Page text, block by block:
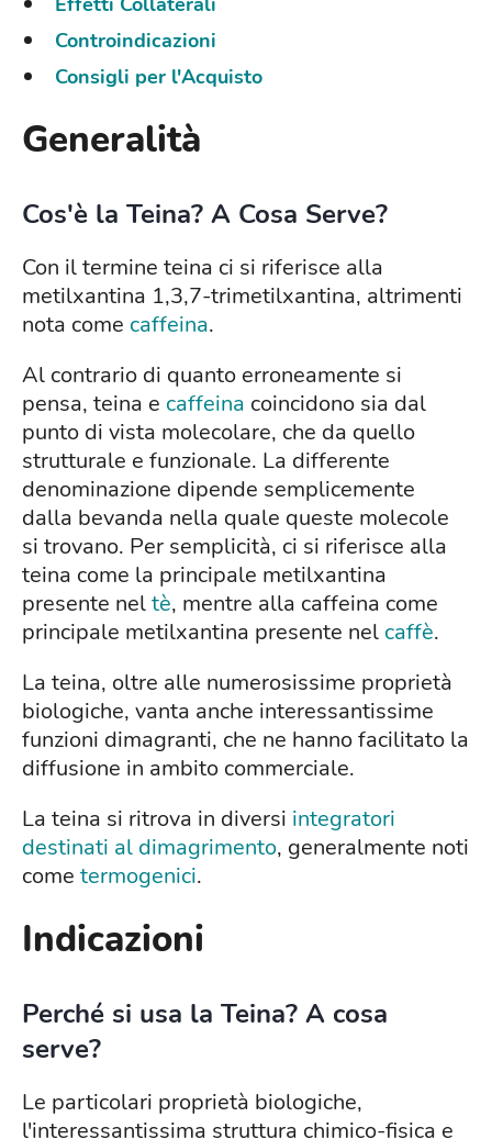
Controindicazioni
Consigli per l'Acquisto
Generalità
Cos'è la Teina? A Cosa Serve?
Con il termine teina ci si riferisce alla
metilxantina 1,3,7-trimetilxantina, altrimenti
nota come caffeina.
Al contrario di quanto erroneamente si
pensa, teina e caffeina coincidono sia dal
punto di vista molecolare, che da quello
strutturale e funzionale. La differente
denominazione dipende semplicemente
dalla bevanda nella quale queste molecole
si trovano. Per semplicità, ci si riferisce alla
teina come la principale metilxantina
presente neltè, mentre alla caffeina come
principale metilxantina presente nel caffè.
La teina, oltre alle numerosissime proprietà
biologiche, vanta anche interessantissime
funzioni dimagranti, che ne hanno facilitato la
diffusione in ambito commerciale.
La teina si ritrova in diversi integratori
destinati al dimagrimento, generalmente noti
come termogenici.
Indicazioni
Perché si usa la Teina? A cosa
serve?
Le particolari proprietà biologiche,
l'interessantissima struttura chimico-fisica e